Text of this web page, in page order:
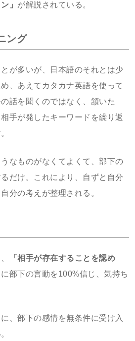
」 が解説されている。
ング
が多いが、日本語のそれとは少
、あえてカタカナ英語を使って
話を聞くのではなく、頷いた
手が発したキーワードを繰り返
なものがなくてよくて、部下の
だけ。これにより、自ずと自分
分の考えが整理される。
「相手が存在することを認め
部下の言動を100%信じ、気持ち
、部下の感情を無条件に受け入